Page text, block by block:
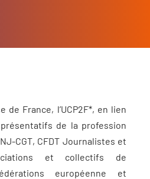
de France, l’UCP2F*, en lien
de la profession
CGT, CFDT Journalistes et
et collectifs de
européenne et